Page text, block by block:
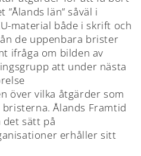
län” såväl i
material både i skrift och
de uppenbara brister
ifråga om bilden av
att under nästa
över vilka åtgärder som
Ålands Framtid
sätt på
erhåller sitt